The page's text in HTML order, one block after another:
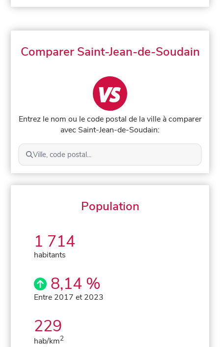
Comparer Saint-Jean-de-Soudain
Entrez le nom ou le code postal de la ville à comparer
avec Saint-Jean-de-Soudain:
Ville, code postal...
Population
1 714
habitants
8,14 %
Entre 2017 et 2023
229
hab/km2